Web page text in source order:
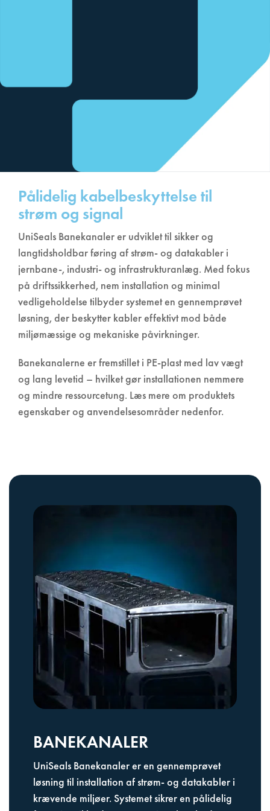
Pålidelig kabelbeskyttelse til
strøm og signal
UniSeals Banekanaler er udviklet til sikker og
langtidsholdbar føring af strøm- og datakabler i
jernbane-, industri- og infrastrukturanlæg. Med fokus
på driftssikkerhed, nem installation og minimal
vedligeholdelse tilbyder systemet en gennemprøvet
løsning, der beskytter kabler effektivt mod både
miljømæssige og mekaniske påvirkninger.
Banekanalerne er fremstillet i PE-plast med lav vægt
og lang levetid – hvilket gør installationen nemmere
og mindre ressourcetung. Læs mere om produktets
egenskaber og anvendelsesområder nedenfor.
BANEKANALER
UniSeals Banekanaler er en gennemprøvet
løsning til installation af strøm- og datakabler i
krævende miljøer. Systemet sikrer en pålidelig